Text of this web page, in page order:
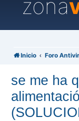
zona
Inicio Foro
se me ha